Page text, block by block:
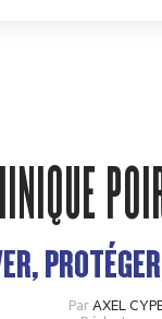
Par AXEL